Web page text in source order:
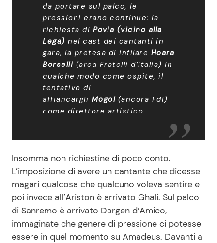
da portare sul palco, le
pressioni erano continue: la
richiesta di Povia (vicino alla
Lega) nel cast dei cantanti in
gara, la pretesa di infilare Hoara
Borselli (area Fratelli d’Italia) in
qualche modo come ospite, il
tentativo di
affiancargli Mogol(ancora FdI)
come direttore artistico.
Insomma non richiestine di poco conto.
L’imposizione di avere un cantante che dicesse
magari qualcosa che qualcuno voleva sentire e
poi invece all’Ariston è arrivato Ghali. Sul palco
di Sanremo è arrivato Dargen d’Amico,
immaginate che genere di pressione ci potesse
essere in quel momento su Amadeus. Davanti a